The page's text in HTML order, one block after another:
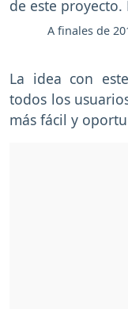
A finales de
La idea con
todos los
más fácil y